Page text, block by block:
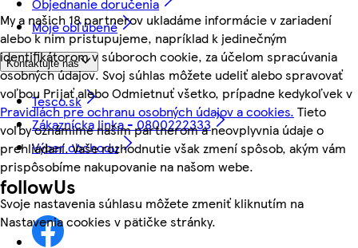
My a našich 18 partnerov ukladáme informácie v zariadení
alebo k nim pristupujeme, napríklad k jedinečným
identifikátorom v súboroch cookie, za účelom spracúvania
osobných údajov. Svoj súhlas môžete udeliť alebo spravovať
voľbou Prijať alebo Odmietnuť všetko, prípadne kedykoľvek v
Pravidlách pre ochranu osobných údajov a cookies. Tieto
voľby oznámime našim partnerom a neovplyvnia údaje o
prehliadaní. Vaše rozhodnutie však zmení spôsob, akým vám
prispôsobíme nakupovanie na našom webe.
Svoje nastavenia súhlasu môžete zmeniť kliknutím na
Nastavenia cookies v pätičke stránky.
Moje obľúbené
Kontaktujte nás
Tesco.sk
Zákaznícka linka - 0800222333
Výber obchodu
followUs